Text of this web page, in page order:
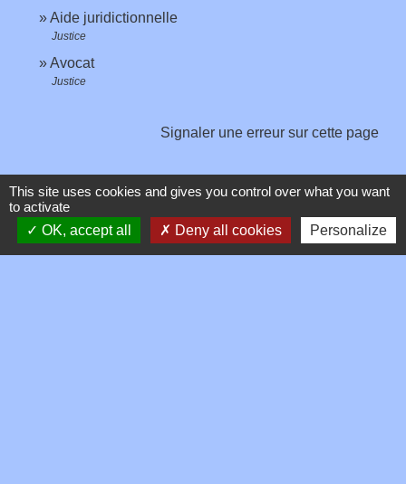
Aide juridictionnelle
Justice
Avocat
Justice
Signaler une erreur sur cette page
Contacts
This site uses cookies and gives you control over what you want
to activate
OK, accept all
Deny all cookies Personalize